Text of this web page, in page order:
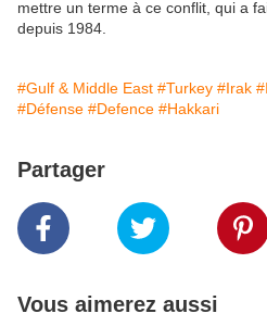
mettre un terme à ce conflit, qui a
depuis 1984.
#Gulf & Middle East #Turkey #Irak
#Défense #Defence #Hakkari
Partager
Vous aimerez aussi